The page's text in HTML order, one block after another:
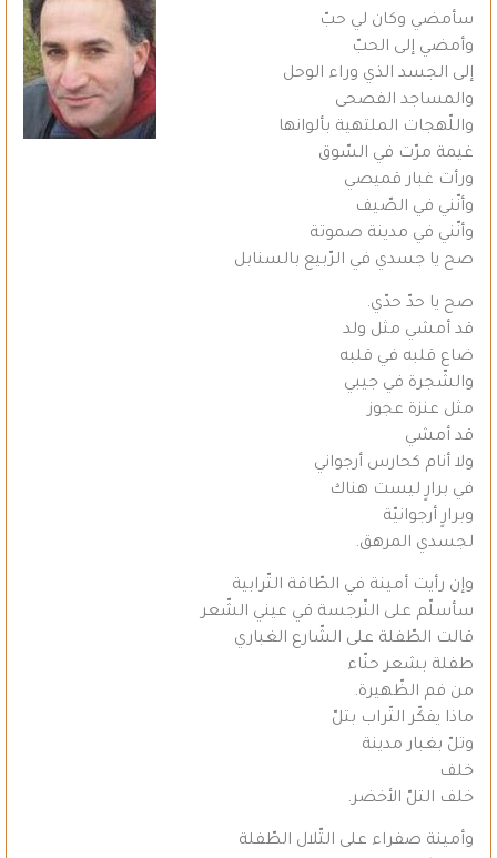
سأمضي وكان لي حبّ
وأمضي إلى الحبّ
إلى الجسد الذي وراء الوحل
والمساجد الفصحى
واللّهجات الملتهية بألوانها
غيمة مرّت في السّوق
ورأت غبار قميصي
وأنّني في الصّيف
وأنّني في مدينة صموتة
صح يا جسدي في الرّبيع بالسنابل
صح يا حدّ حدّي.
قد أمشي مثل ولد
ضاع قلبه في قلبه
والشّجرة في جيبي
مثل عنزة عجوز
قد أمشي
ولا أنام كحارس أرجواني
في برارٍ ليست هناك
وبرارٍ أرجوانيّة
لجسدي المرهق.
وإن رأيت أمينة في الطّاقة التّرابية
سأسلّم على النّرجسة في عيني الشّعر
قالت الطّفلة على الشّارع الغباري
طفلة بشعر حنّاء
من فم الظّهيرة.
ماذا يفكّر التّراب بتلّ
وتلّ بغبار مدينة
خلف
خلف التلّ الأخضر.
وأمينة صفراء على التّلال الطّفلة